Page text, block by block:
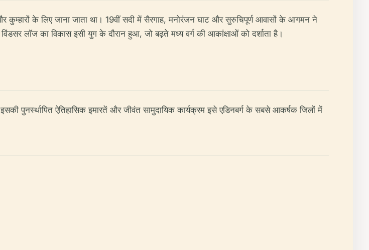
कुम्हारों के लिए जाना जाता था। 19वीं सदी में सैरगाह, मनोरंजन घाट और सुरुचिपूर्ण आवासों के आगमन ने
लॉज का विकास इसी युग के दौरान हुआ, जो बढ़ते मध्य वर्ग की आकांक्षाओं को दर्शाता है।
पुनर्स्थापित ऐतिहासिक इमारतें और जीवंत सामुदायिक कार्यक्रम इसे एडिनबर्ग के सबसे आकर्षक जिलों में